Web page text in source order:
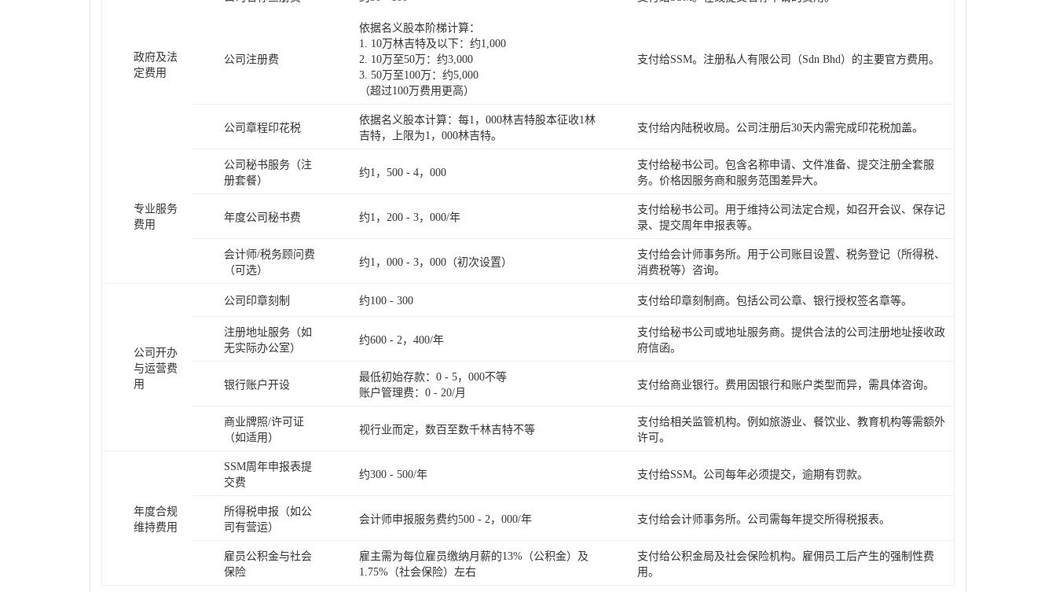
政府及法
定费用
公司注册费
依据名义股本阶梯计算：
1. 10万林吉特及以下：约1,000
2. 10万至50万：约3,000
3. 50万至100万：约5,000
（超过100万费用更高）
支付给SSM。注册私人有限公司（Sdn Bhd）的主要官方费用。
公司章程印花税
依据名义股本计算：每1，000林吉特股本征收1林
吉特，上限为1，000林吉特。
支付给内陆税收局。公司注册后30天内需完成印花税加盖。
专业服务
费用
公司秘书服务（注
册套餐）
约1，500 - 4，000
支付给秘书公司。包含名称申请、文件准备、提交注册全套服
务。价格因服务商和服务范围差异大。
年度公司秘书费 约1，200 - 3，000/年
支付给秘书公司。用于维持公司法定合规，如召开会议、保存记
录、提交周年申报表等。
会计师/税务顾问费
（可选）
约1，000 - 3，000（初次设置）
支付给会计师事务所。用于公司账目设置、税务登记（所得税、
消费税等）咨询。
公司开办
与运营费
用
公司印章刻制 约100 - 300 支付给印章刻制商。包括公司公章、银行授权签名章等。
注册地址服务（如
无实际办公室）
约600 - 2，400/年
支付给秘书公司或地址服务商。提供合法的公司注册地址接收政
府信函。
银行账户开设
最低初始存款：0 - 5，000不等
账户管理费：0 - 20/月
支付给商业银行。费用因银行和账户类型而异，需具体咨询。
商业牌照/许可证
（如适用）
视行业而定，数百至数千林吉特不等
支付给相关监管机构。例如旅游业、餐饮业、教育机构等需额外
许可。
年度合规
维持费用
SSM周年申报表提
交费
约300 - 500/年 支付给SSM。公司每年必须提交，逾期有罚款。
所得税申报（如公
司有营运）
会计师申报服务费约500 - 2，000/年 支付给会计师事务所。公司需每年提交所得税报表。
雇员公积金与社会
保险
雇主需为每位雇员缴纳月薪的13%（公积金）及
1.75%（社会保险）左右
支付给公积金局及社会保险机构。雇佣员工后产生的强制性费
用。